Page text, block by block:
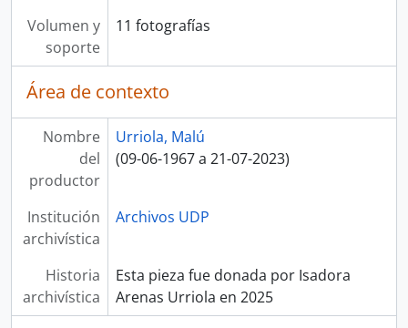
Volumen y
soporte
11 fotografías
Área de contexto
Nombre
del
productor
Urriola, Malú
(09-06-1967 a 21-07-2023)
Institución
archivística
Archivos UDP
Historia
archivística
Esta pieza fue donada por Isadora
Arenas Urriola en 2025